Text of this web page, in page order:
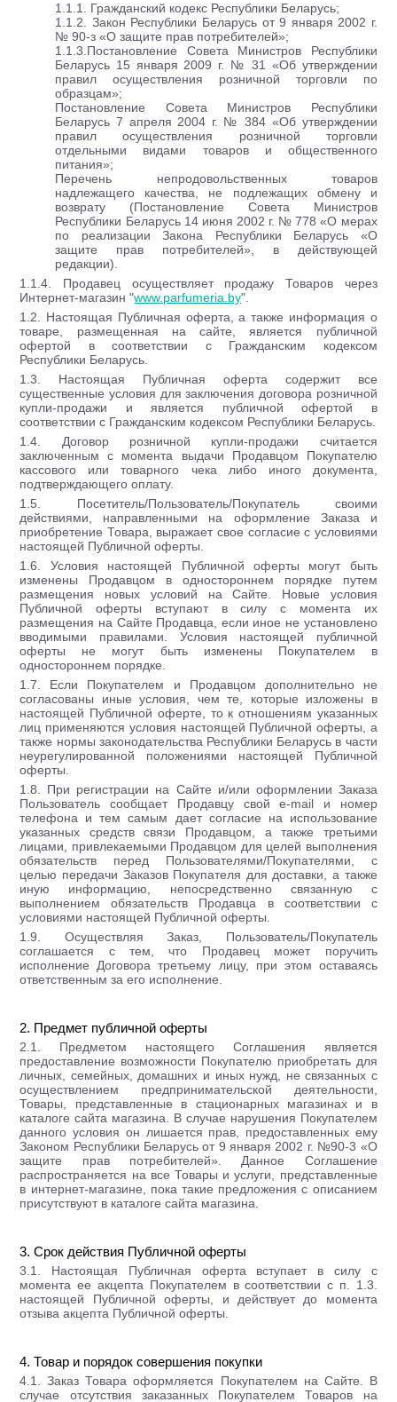
1.1.1. Гражданский кодекс Республики Беларусь;
1.1.2. Закон Республики Беларусь от 9 января 2002 г.
№ 90-з «О защите прав потребителей»;
1.1.3.Постановление Совета Министров Республики
Беларусь 15 января 2009 г. № 31 «Об утверждении
правил осуществления розничной торговли по
образцам»;
Постановление Совета Министров Республики
Беларусь 7 апреля 2004 г. № 384 «Об утверждении
правил осуществления розничной торговли
отдельными видами товаров и общественного
питания»;
Перечень непродовольственных товаров
надлежащего качества, не подлежащих обмену и
возврату (Постановление Совета Министров
Республики Беларусь 14 июня 2002 г. № 778 «О мерах
по реализации Закона Республики Беларусь «О
защите прав потребителей», в действующей
редакции).
1.1.4. Продавец осуществляет продажу Товаров через
Интернет-магазин "www.parfumeria.by".
1.2. Настоящая Публичная оферта, а также информация о
товаре, размещенная на сайте, является публичной
офертой в соответствии с Гражданским кодексом
Республики Беларусь.
1.3. Настоящая Публичная оферта содержит все
существенные условия для заключения договора розничной
купли-продажи и является публичной офертой в
соответствии с Гражданским кодексом Республики Беларусь.
1.4. Договор розничной купли-продажи считается
заключенным с момента выдачи Продавцом Покупателю
кассового или товарного чека либо иного документа,
подтверждающего оплату.
1.5. Посетитель/Пользователь/Покупатель своими
действиями, направленными на оформление Заказа и
приобретение Товара, выражает свое согласие с условиями
настоящей Публичной оферты.
1.6. Условия настоящей Публичной оферты могут быть
изменены Продавцом в одностороннем порядке путем
размещения новых условий на Сайте. Новые условия
Публичной оферты вступают в силу с момента их
размещения на Сайте Продавца, если иное не установлено
вводимыми правилами. Условия настоящей публичной
оферты не могут быть изменены Покупателем в
одностороннем порядке.
1.7. Если Покупателем и Продавцом дополнительно не
согласованы иные условия, чем те, которые изложены в
настоящей Публичной оферте, то к отношениям указанных
лиц применяются условия настоящей Публичной оферты, а
также нормы законодательства Республики Беларусь в части
неурегулированной положениями настоящей Публичной
оферты.
1.8. При регистрации на Сайте и/или оформлении Заказа
Пользователь сообщает Продавцу свой e-mail и номер
телефона и тем самым дает согласие на использование
указанных средств связи Продавцом, а также третьими
лицами, привлекаемыми Продавцом для целей выполнения
обязательств перед Пользователями/Покупателями, с
целью передачи Заказов Покупателя для доставки, а также
иную информацию, непосредственно связанную с
выполнением обязательств Продавца в соответствии с
условиями настоящей Публичной оферты.
1.9. Осуществляя Заказ, Пользователь/Покупатель
соглашается с тем, что Продавец может поручить
исполнение Договора третьему лицу, при этом оставаясь
ответственным за его исполнение.
2. Предмет публичной оферты
2.1. Предметом настоящего Соглашения является
предоставление возможности Покупателю приобретать для
личных, семейных, домашних и иных нужд, не связанных с
осуществлением предпринимательской деятельности,
Товары, представленные в стационарных магазинах и в
каталоге сайта магазина. В случае нарушения Покупателем
данного условия он лишается прав, предоставленных ему
Законом Республики Беларусь от 9 января 2002 г. №90-3 «О
защите прав потребителей». Данное Соглашение
распространяется на все Товары и услуги, представленные
в интернет-магазине, пока такие предложения с описанием
присутствуют в каталоге сайта магазина.
3. Срок действия Публичной оферты
3.1. Настоящая Публичная оферта вступает в силу с
момента ее акцепта Покупателем в соответствии с п. 1.3.
настоящей Публичной оферты, и действует до момента
отзыва акцепта Публичной оферты.
4. Товар и порядок совершения покупки
4.1. Заказ Товара оформляется Покупателем на Сайте. В
случае отсутствия заказанных Покупателем Товаров на